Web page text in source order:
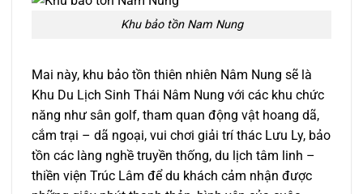
Khu bảo tồn Nam Nung
Mai này, khu bảo tồn thiên nhiên Nâm Nung sẽ là
Khu Du Lịch Sinh Thái Nâm Nung với các khu chức
năng như sân golf, tham quan động vật hoang dã,
cắm trại – dã ngoại, vui chơi giải trí thác Lưu Ly, bảo
tồn các làng nghề truyền thống, du lịch tâm linh –
thiền viện Trúc Lâm để du khách cảm nhận được